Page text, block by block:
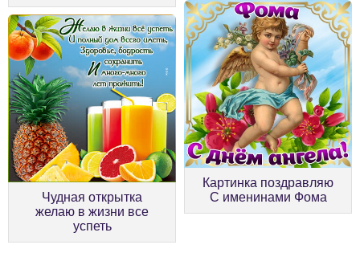
Чудная открытка
желаю в жизни все
успеть
Картинка поздравляю
С именинами Фома